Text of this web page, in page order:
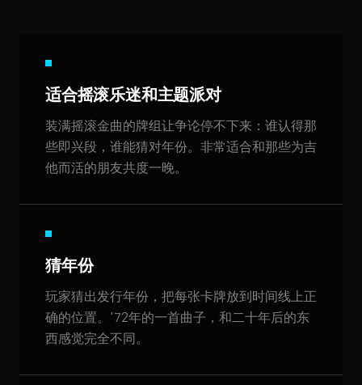
适合摇滚乐迷和主题派对
装满摇滚金曲的牌组让争论停不下来：谁认得那
些即兴段，谁能猜对年份。非常适合和那些为吉
他而活的朋友共度一晚。
猜年份
玩家猜出发行年份，把每张卡牌放到时间线上正
确的位置。'72年的一首曲子，和二十年后的东
西感觉完全不同。